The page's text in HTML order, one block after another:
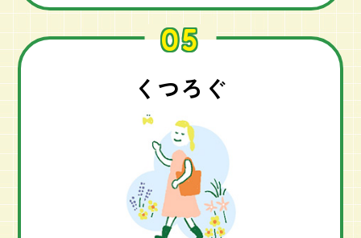
だ後、長野県に移住し、今は果園を営んで
います。 アドバイザーさんとの出会いと体
験農園での経験が、移住・就農という人生
＃アドバイザーとの出会い、移住・就農へ
05
くつろぐ